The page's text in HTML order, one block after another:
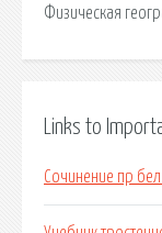
Физическая
Links to
Сочинение пр